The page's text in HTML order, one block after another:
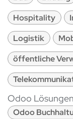
Hospitality
Logistik
öffentliche
Odoo Lösungen
Odoo